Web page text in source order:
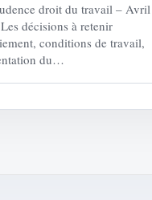
droit du travail – Avril
décisions à retenir
conditions de travail,
du…